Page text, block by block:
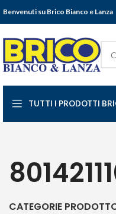
Benvenuti su Brico Bianco e Lanza
TUTTI I PRODOTTI
CATEGORIE